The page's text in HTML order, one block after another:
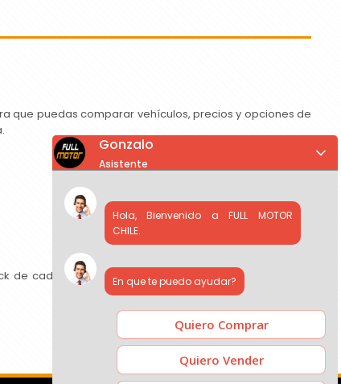
que puedas comparar vehículos, precios y opciones de
de cada concesionario, comparar precios y contactar
Gonzalo
Asistente
Hola, Bienvenido a FULL MOTOR
CHILE.
En que te puedo ayudar?
Quiero Comprar
Quiero Vender